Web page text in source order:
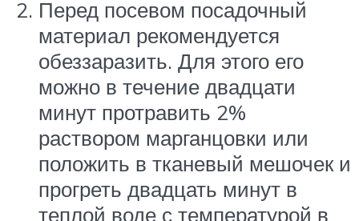
Перед посевом посадочный
материал рекомендуется
обеззаразить. Для этого его
можно в течение двадцати
минут протравить 2%
раствором марганцовки или
положить в тканевый мешочек и
прогреть двадцать минут в
теплой воде с температурой в